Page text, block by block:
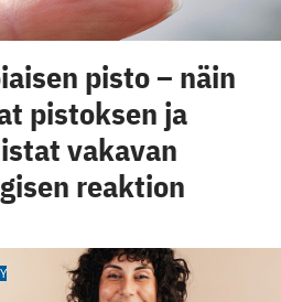
pisto – näin
pistoksen ja
vakavan
reaktion